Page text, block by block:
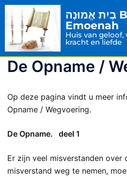
בַיִת אֱמוּנָה Beit
Emoenah
Huis van geloof,
kracht en liefde
De Opname /
Op deze pagina vindt u meer
Opname / Wegvoering.
De Opname. deel 1
Er zijn veel misverstanden over
misverstand weg te nemen,